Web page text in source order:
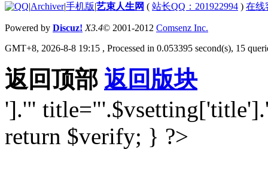
|Archiver|手机版|艺束人生网 ( 站长QQ：201922994 ) 在线
Powered by Discuz! X3.4© 2001-2012 Comsenz Inc.
GMT+8, 2026-8-8 19:15 , Processed in 0.053395 second(s), 15
返回顶部 返回版块
'].'"
return $verify; } ?>